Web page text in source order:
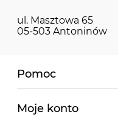
ul. Masztowa 65
05-503 Antoninów
Pomoc
Moje konto